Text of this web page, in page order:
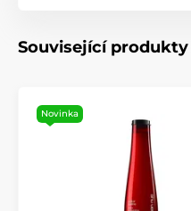
Související produkty
Novinka